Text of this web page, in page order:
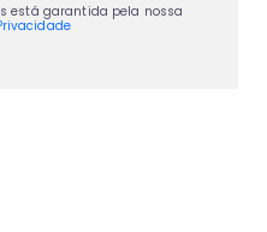
está garantida pela nossa